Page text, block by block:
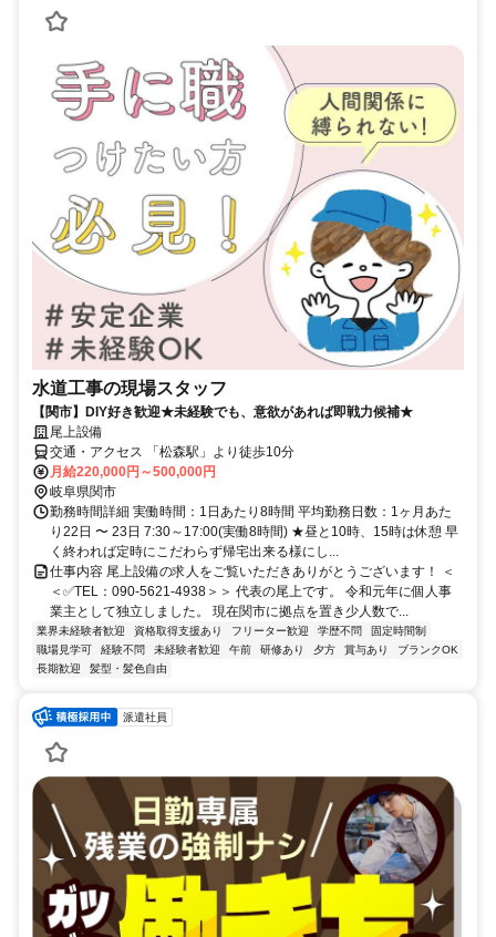
水道工事の現場スタッフ
【関市】DIY好き歓迎★未経験でも、意欲があれば即戦力候補★
尾上設備
交通・アクセス 「松森駅」より徒歩10分
月給220,000円～500,000円
岐阜県関市
勤務時間詳細 実働時間：1日あたり8時間 平均勤務日数：1ヶ月あた
り22日 〜 23日 7:30～17:00(実働8時間) ★昼と10時、15時は休憩 早
く終われば定時にこだわらず帰宅出来る様にし...
仕事内容 尾上設備の求人をご覧いただきありがとうございます！ ＜
＜✅TEL：090-5621-4938＞＞ 代表の尾上です。 令和元年に個人事
業主として独立しました。 現在関市に拠点を置き少人数で...
業界未経験者歓迎 資格取得支援あり フリーター歓迎 学歴不問
固定時間制
職場見学可
経験不問 未経験者歓迎 午前 研修あり 夕方 賞与あり
ブランクOK
長期歓迎
髪型・髪色自由
派遣社員